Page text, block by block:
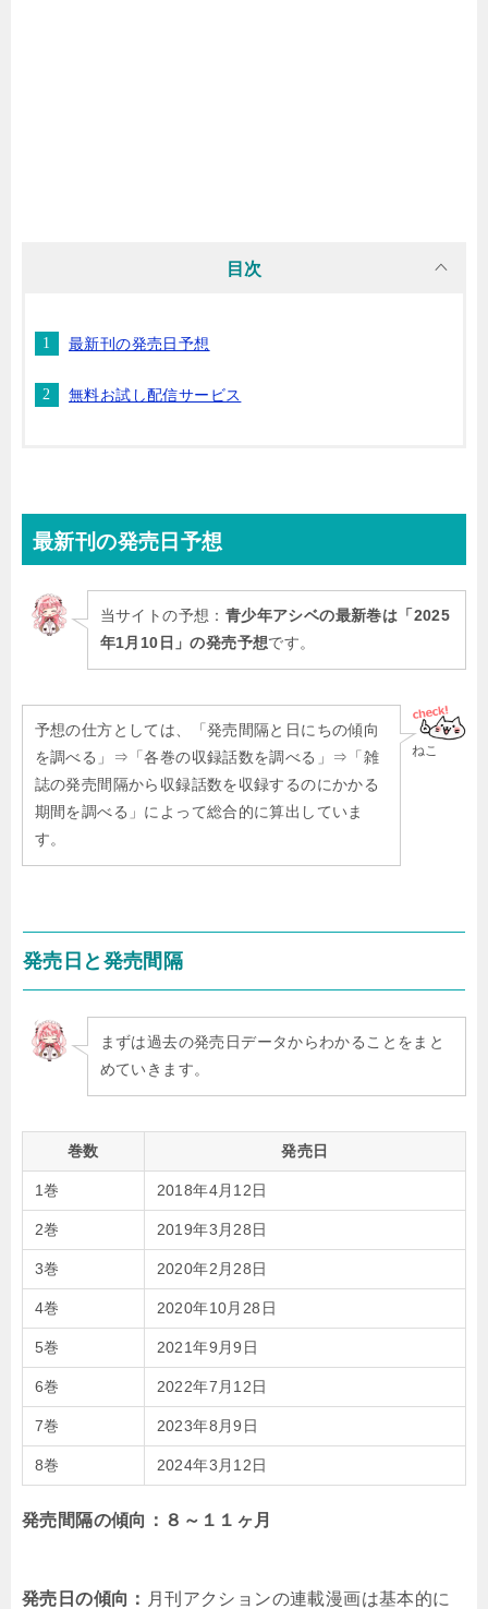
目次
最新刊の発売日予想
無料お試し配信サービス
最新刊の発売日予想
当サイトの予想： 青少年アシベの最新巻は「2025
年1月10日」の発売予想です。
ねこ
予想の仕方としては、「発売間隔と日にちの傾向
を調べる」⇒「各巻の収録話数を調べる」⇒「雑
誌の発売間隔から収録話数を収録するのにかかる
期間を調べる」によって総合的に算出していま
す。
発売日と発売間隔
まずは過去の発売日データからわかることをまと
めていきます。
巻数 発売日
1巻 2018年4月12日
2巻 2019年3月28日
3巻 2020年2月28日
4巻 2020年10月28日
5巻 2021年9月9日
6巻 2022年7月12日
7巻 2023年8月9日
8巻 2024年3月12日
発売間隔の傾向：８～１１ヶ月
発売日の傾向： 月刊アクションの連載漫画は基本的に